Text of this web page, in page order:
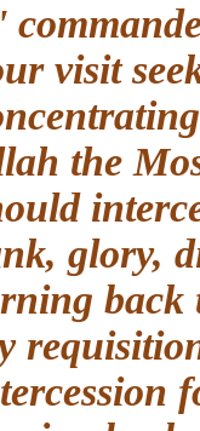
O'
your visit
Allah the
should
rank,
turning
my